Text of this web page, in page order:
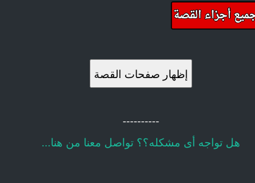
إظهار صفحات القصة
----------
هل تواجه أى مشكله؟؟ تواصل معنا من هنا...